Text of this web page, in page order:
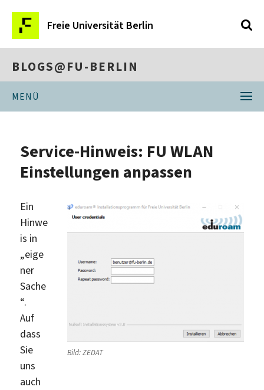
Freie Universität Berlin
BLOGS@FU-BERLIN
MENÜ
Service-Hinweis: FU WLAN
Einstellungen anpassen
Bild: ZEDAT
Ein
Hinwe
is in
„eige
ner
Sache
“.
Auf
dass
Sie
uns
auch